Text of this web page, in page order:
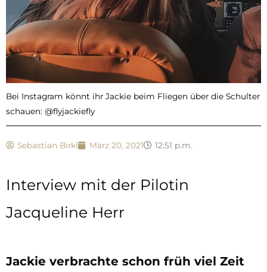
Bei Instagram könnt ihr Jackie beim Fliegen über die Schulter
schauen: @flyjackiefly
Sebastian Birkl März 20, 2021 12:51 p.m.
Interview mit der Pilotin
Jacqueline Herr
Jackie verbrachte schon früh viel Zeit